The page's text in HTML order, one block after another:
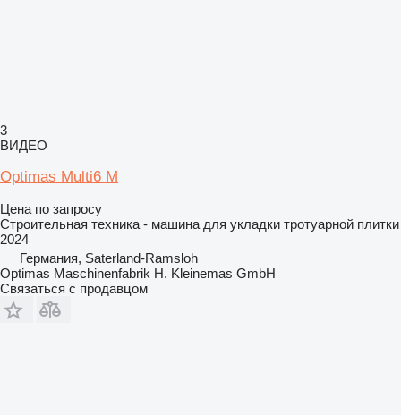
3
ВИДЕО
Optimas Multi6 M
Цена по запросу
Строительная техника - машина для укладки тротуарной плитки
2024
Германия, Saterland-Ramsloh
Optimas Maschinenfabrik H. Kleinemas GmbH
Связаться с продавцом